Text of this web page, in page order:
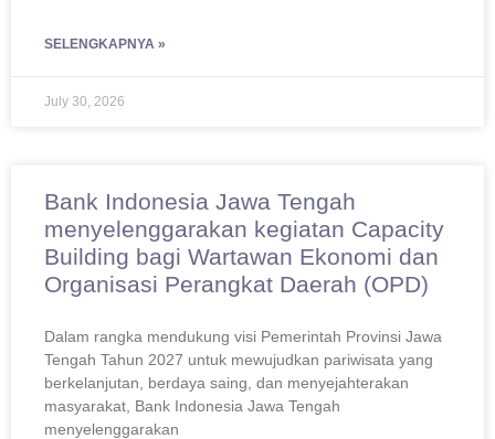
SELENGKAPNYA »
July 30, 2026
Bank Indonesia Jawa Tengah
menyelenggarakan kegiatan Capacity
Building bagi Wartawan Ekonomi dan
Organisasi Perangkat Daerah (OPD)
Dalam rangka mendukung visi Pemerintah Provinsi Jawa
Tengah Tahun 2027 untuk mewujudkan pariwisata yang
berkelanjutan, berdaya saing, dan menyejahterakan
masyarakat, Bank Indonesia Jawa Tengah
menyelenggarakan